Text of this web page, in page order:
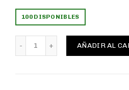
precio
original
era:
es:
100 DISPONIBLES
Plafón LED ovalado IP65,
AÑADIR AL